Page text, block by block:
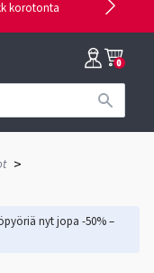
korotonta
0
>
nyt jopa -50% –